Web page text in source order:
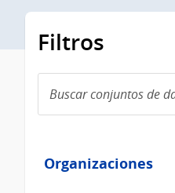
Filtros
conjuntos
de
Organizaciones
Organizaciones